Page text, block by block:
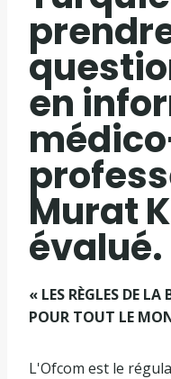
en
Murat
évalué.
« LES RÈGLES DE
POUR TOUT LE
L'Ofcom est le